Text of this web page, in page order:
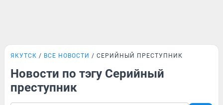
ЯКУТСК ВСЕ НОВОСТИ СЕРИЙНЫЙ ПРЕСТУПНИК
Новости по тэгу Серийный
преступник